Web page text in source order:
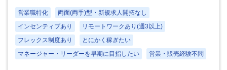
営業職特化
両面(両手)型・新規求人開拓なし
インセンティブあり
リモートワークあり(週3以上)
フレックス制度あり
とにかく稼ぎたい
マネージャー・リーダーを早期に目指したい
営業・販売経験不問